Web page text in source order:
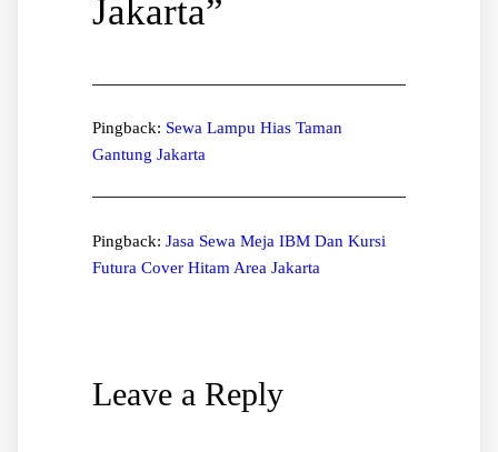
Jakarta”
Pingback: Sewa Lampu Hias Taman
Gantung Jakarta
Pingback: Jasa Sewa Meja IBM Dan Kursi
Futura Cover Hitam Area Jakarta
Leave a Reply